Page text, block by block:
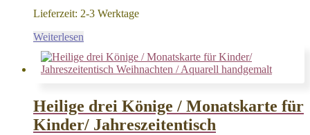
Lieferzeit: 2-3 Werktage
Weiterlesen
Heilige drei Könige / Monatskarte für
Kinder/ Jahreszeitentisch